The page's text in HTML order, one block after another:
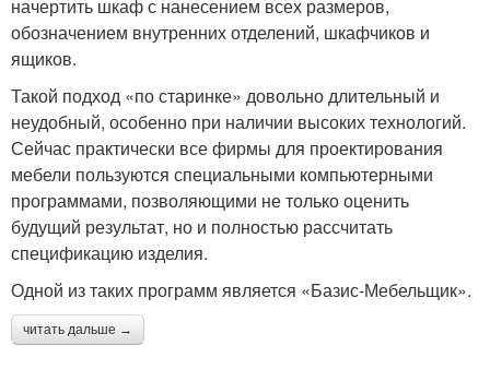
начертить шкаф с нанесением всех размеров,
обозначением внутренних отделений, шкафчиков и
ящиков.
Такой подход «по старинке» довольно длительный и
неудобный, особенно при наличии высоких технологий.
Сейчас практически все фирмы для проектирования
мебели пользуются специальными компьютерными
программами, позволяющими не только оценить
будущий результат, но и полностью рассчитать
спецификацию изделия.
Одной из таких программ является «Базис-Мебельщик».
читать дальше →